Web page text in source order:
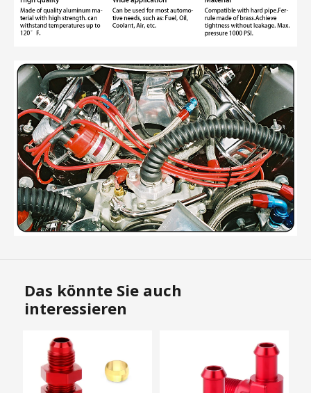
Das könnte Sie auch
interessieren